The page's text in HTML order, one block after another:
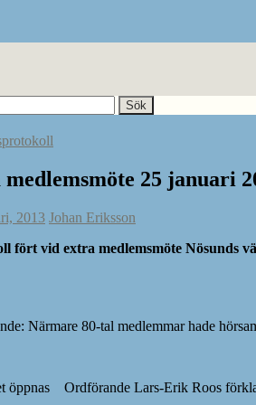
25 januari
2013 Johan Eriksson
fört vid extra medlemsmöte Nösunds
Närmare 80-tal medlemmar hade
öppnas Ordförande Lars-Erik Roos